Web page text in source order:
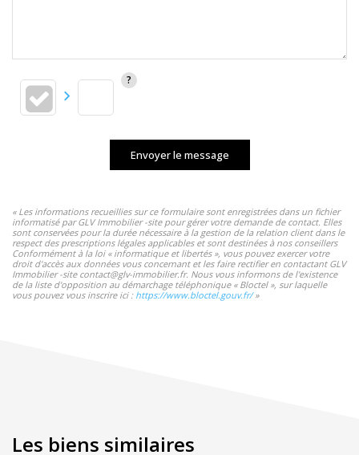
Envoyer le message
« Les informations recueillies sur ce formulaire sont enregistrées dans un fichier
informatisé par GLV Immobilier -site pour gérer votre demande de contact. Elles
sont conservées pour la durée nécessaire à la gestion de la relation client dans le
respect des prescriptions légales applicables et sont destinées à nos conseillers
Conformément à la loi « informatique et libertés », vous pouvez exercer votre
droit d'accès aux données vous concernant et les faire rectifier en contactant GLV
Immobilier -site contact@glv-immobilier.fr. Nous vous informons de l'existence
de la liste d'opposition au démarchage téléphonique « Bloctel », sur laquelle
vous pouvez vous inscrire ici : https://www.bloctel.gouv.fr/»
Les biens similaires